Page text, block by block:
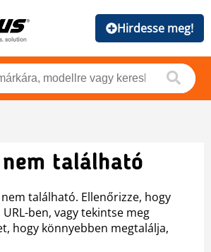
Hirdesse meg!
található
található. Ellenőrizze, hogy
ben, vagy tekintse meg
hogy könnyebben megtalálja,